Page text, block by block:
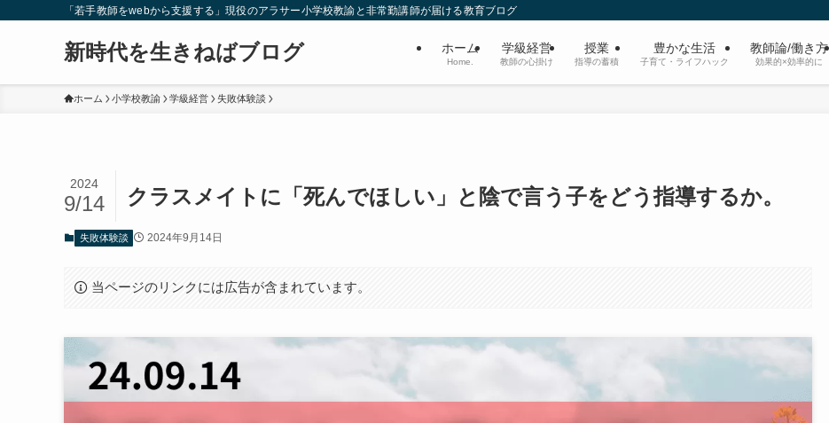
「若手教師をwebから支援する」現役のアラサー小学校教諭と非常勤講師が届ける教育ブログ
新時代を生きねばブログ ホーム
Home.
学級経営
教師の心掛け
授業
指導の蓄積
豊かな生活
子育て・ライフハック
教師論/働き方
効果的×効率的に
ホーム 小学校教諭 学級経営 失敗体験談
クラスメイトに「死んでほしい」と陰で言う子をどう指導するか。
2024
9/14
失敗体験談 2024年9月14日
当ページのリンクには広告が含まれています。